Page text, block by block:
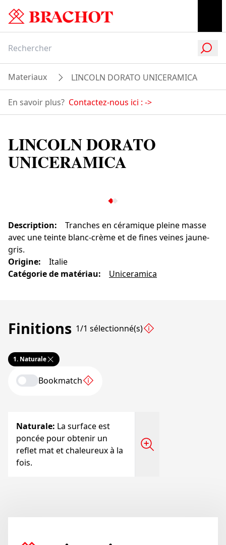
Materiaux LINCOLN DORATO UNICERAMICA
En savoir plus? Contactez-nous ici : ->
LINCOLN DORATO
UNICERAMICA
Description:
Tranches en céramique pleine masse
avec une teinte blanc-crème et de fines veines jaune-
gris.
Origine:
Italie
Catégorie de matériau: Uniceramica
Finitions 1/1 sélectionné(s)
1. Naturale
Bookmatch
Naturale: La surface est
poncée pour obtenir un
reflet mat et chaleureux à la
fois.